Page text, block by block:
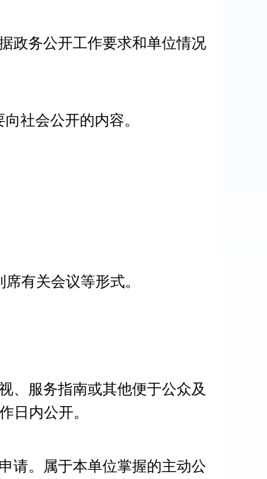
政务公开工作要求和单位情况
社会公开的内容。
有关会议等形式。
服务指南或其他便于公众及
日内公开。
请。属于本单位掌握的主动公